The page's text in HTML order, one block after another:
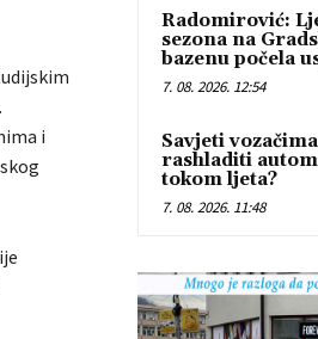
i
Radomirović:
sezona na
bazenu počela
7. 08. 2026. 12:54
Savjeti
rashladiti
tokom ljeta?
7. 08. 2026. 11:48